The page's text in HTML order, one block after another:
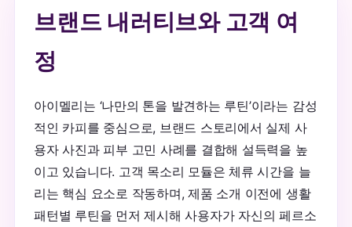
브랜드 내러티브와 고객 여
정
아이멜리는 ‘나만의 톤을 발견하는 루틴’이라는 감성
적인 카피를 중심으로, 브랜드 스토리에서 실제 사
용자 사진과 피부 고민 사례를 결합해 설득력을 높
이고 있습니다. 고객 목소리 모듈은 체류 시간을 늘
리는 핵심 요소로 작동하며, 제품 소개 이전에 생활
패턴별 루틴을 먼저 제시해 사용자가 자신의 페르소